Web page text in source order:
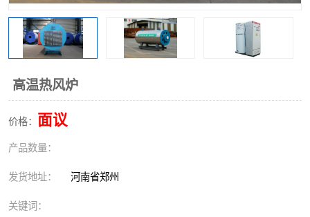
高温热风炉
价格： 面议
产品数量：
发货地址： 河南省郑州
关键词：